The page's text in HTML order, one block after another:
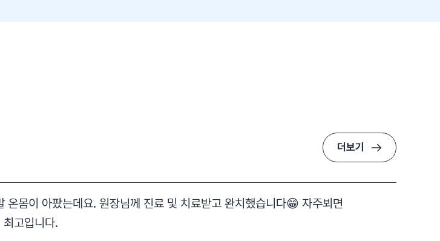
더보기
몸이 아팠는데요. 원장님께 진료 및 치료받고 완치했습니다😁 자주뵈면
고입니다.